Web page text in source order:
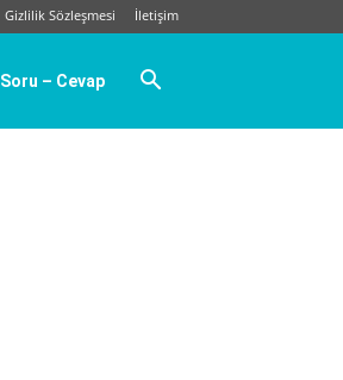
Gizlilik Sözleşmesi İletişim
Soru – Cevap